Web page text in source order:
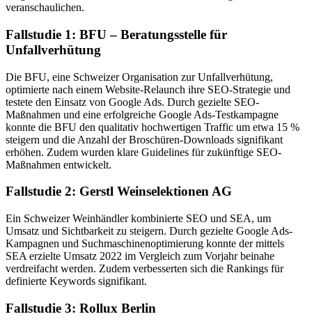
veranschaulichen.
Fallstudie 1: BFU – Beratungsstelle für
Unfallverhütung
Die BFU, eine Schweizer Organisation zur Unfallverhütung,
optimierte nach einem Website-Relaunch ihre SEO-Strategie und
testete den Einsatz von Google Ads. Durch gezielte SEO-
Maßnahmen und eine erfolgreiche Google Ads-Testkampagne
konnte die BFU den qualitativ hochwertigen Traffic um etwa 15 %
steigern und die Anzahl der Broschüren-Downloads signifikant
erhöhen. Zudem wurden klare Guidelines für zukünftige SEO-
Maßnahmen entwickelt.
Fallstudie 2: Gerstl Weinselektionen AG
Ein Schweizer Weinhändler kombinierte SEO und SEA, um
Umsatz und Sichtbarkeit zu steigern. Durch gezielte Google Ads-
Kampagnen und Suchmaschinenoptimierung konnte der mittels
SEA erzielte Umsatz 2022 im Vergleich zum Vorjahr beinahe
verdreifacht werden. Zudem verbesserten sich die Rankings für
definierte Keywords signifikant.
Fallstudie 3: Rollux Berlin